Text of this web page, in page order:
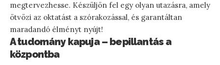
megtervezhesse. Készüljön fel egy olyan utazásra, amely
ötvözi az oktatást a szórakozással, és garantáltan
maradandó élményt nyújt!
A tudomány kapuja – bepillantás a
központba